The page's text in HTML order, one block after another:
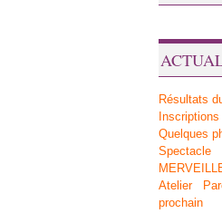
Résultats
Quelques
Atelier
prochain